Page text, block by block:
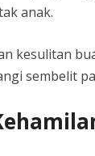
anak.
kesulitan
sembelit